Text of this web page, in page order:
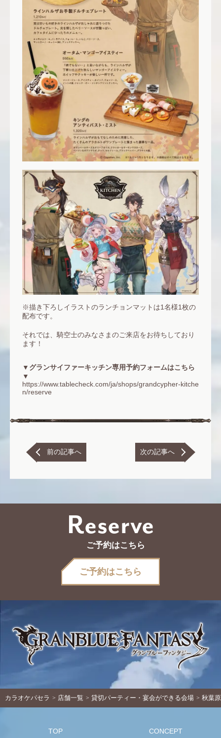
※描き下ろしイラストのランチョンマットは1名様1枚の
配布です。
それでは、騎空士のみなさまのご来店をお待ちしており
ます！
▼グランサイファーキッチン専用予約フォームはこちら
▼
https://www.tablecheck.com/ja/shops/grandcypher-kitche
n/reserve
前の記事へ 次の記事へ
Reserve
ご予約はこちら
ご予約はこちら
カラオケパセラ 店舗一覧 貸切パーティー・宴会ができる会場 秋葉
TOP CONCEPT